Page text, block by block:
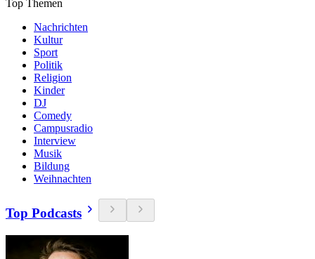
Top Themen
Nachrichten
Kultur
Sport
Politik
Religion
Kinder
DJ
Comedy
Campusradio
Interview
Musik
Bildung
Weihnachten
Top Podcasts